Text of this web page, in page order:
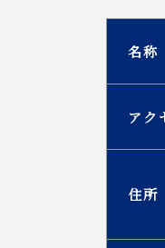
名称
アク
住所